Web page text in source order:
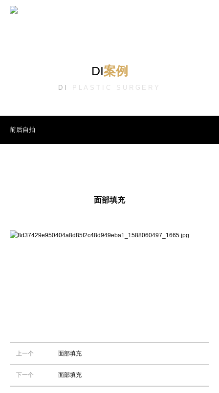
DI案例
DI PLASTIC SURGERY
前后自拍
面部填充
上一个 面部填充
下一个 面部填充